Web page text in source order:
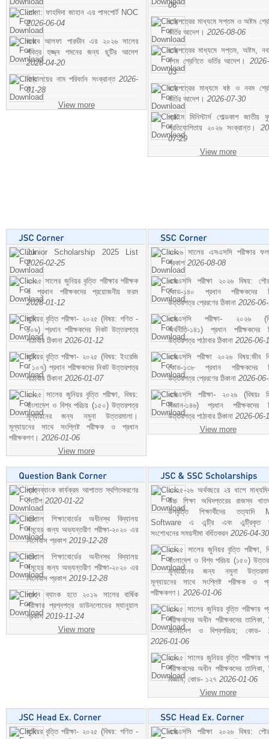
মোসা: ফাহমিদা জাহান এর পাসপোর্ট NOC
2026-06-04
জনাব আলফা পারভীন এর ২০২৬ সালের
পবিত্র হজ্জ্ব গমনের জন্য ছুটির আদেশ
2026-04-20
বিদ্যালয়ের নাম পরিবর্তন সংক্রান্ত 2026-
01-28
View more
06
ছাড়পত্রের মাধ্যমে সপ্তম ও অষ্টম
ভর্তির আদেশ। 2026-08-06
ছাড়পত্রের মাধ্যমে সপ্তম, অষ্টম,
দশম শ্রেণিতে ভর্তির আদেশ।
03
ছাড়পত্রের মাধ্যমে ষষ্ঠ ও নবম
ভর্তির আদেশ। 2026-07-30
প্রাইম মিনিস্টার্স গোল্ডকাপ জাতীয়
প্রতিযোগিতায় ২০২৬ সংক্রান্ত।
07-29
View more
Junior Scholarship 2025 List
2026-02-25
২০২৫ সালের জুনিয়র বৃত্তি পরীক্ষার পরীক্ষক
ও প্রধান পরীক্ষকদের প্রয়োজনীয় ফরম
2026-01-12
জুনিয়র বৃত্তি পরীক্ষা- ২০২৫ (বিষয়: গণিত -
১০৯) প্রধান পরীক্ষকদের নিকট উত্তরপত্র
পাঠাবার ঠিকানা 2026-01-12
জুনিয়র বৃত্তি পরীক্ষা- ২০২৫ (বিষয়: ইংরেজি
- ১০৭) প্রধান পরীক্ষকদের নিকট উত্তরপত্র
পাঠাবার ঠিকানা 2026-01-07
২০২৫ সালের জুনিয়র বৃত্তি পরীক্ষা, বিষয়:
বাংলাদেশ ও বিশ্ব পরিচয় (১৫০) উত্তরপত্র
মূল্যায়নের জন্য নমুনা উত্তরমালা।
মূল্যায়নের সাথে সংশ্লিষ্ট পরীক্ষক ও প্রধান
পরীক্ষকগণ। 2026-01-06
View more
২০২৬ সালের এসএসসি পরীক্ষার
প্রকাশ 2026-08-08
এসএসসি পরীক্ষা ২০২৬ বিষয়:
কোড-১৪০ প্রধান পরীক্ষকদের
উত্তরপত্র প্রেরণের ঠিকানা 2026-
এসএসসি পরীক্ষা- ২০২৬
অর্থনীতি-১৪১) প্রধান পরীক্ষকদের
উত্তরপত্র পাঠাবার ঠিকানা 2026-06-
এসএসসি পরীক্ষা ২০২৬ বিষয়:জীব
কোড-১৩৮ প্রধান পরীক্ষকদের
উত্তরপত্র প্রেরণের ঠিকানা 2026-
এসএসসি পরীক্ষা- ২০২৬ (বিষয়ঃ
বিজ্ঞান-১৪৬) প্রধান পরীক্ষকদের
উত্তরপত্র পাঠাবার ঠিকানা 2026-06-
View more
প্রশ্নব্যাংক কার্যক্রম আপাতত স্থগিতকরণের
নোটিশ 2020-01-22
বরিশাল শিক্ষাবোর্ডের অধীনস্থ বিদ্যালয়
সমূহের জন্য অভ্যন্তরীণ পরীক্ষা-২০২০ এর
সিলেবাস প্রকাশ 2019-12-28
বরিশাল শিক্ষাবোর্ডের অধীনস্থ বিদ্যালয়
সমূহের জন্য অভ্যন্তরীণ পরীক্ষা-২০২০ এর
সিলেবাস প্রকাশ 2019-12-28
প্রশ্ন ব্যাংক হতে ২০১৯ সালের বার্ষিক
পরীক্ষার প্রশ্নপত্র ডাউনলোডের ম্যানুয়াল
প্রকাশ 2019-11-24
View more
২০২৫-২৬ অর্থবছরে ২য় ধাপে
উচ্চ শিক্ষা অধিদপ্তরের রাজস্ব
উপবৃত্তি শিক্ষার্থীদের তত্যাদি
Software এ এন্ট্রি এবং এন্ট্রিকৃত
সংশোধনের সময়সীমা বর্ধিতকরন 2026-04-30
২০২৫ সালের জুনিয়র বৃত্তি পরীক্ষা,
বাংলাদেশ ও বিশ্ব পরিচয় (১৫০)
মূল্যায়নের জন্য নমুনা
মূল্যায়নের সাথে সংশ্লিষ্ট পরীক্ষক ও
পরীক্ষকগণ। 2026-01-06
২০২৫ সালের জুনিয়র বৃত্তি পরীক্ষায়
পরীক্ষকদের অধীন পরীক্ষকদের তালিকা,
বাংলাদেশ ও বিশ্বপরিচয়; কোড-
2026-01-06
২০২৫ সালের জুনিয়র বৃত্তি পরীক্ষায়
পরীক্ষকদের অধীন পরীক্ষকদের তালিকা,
বিজ্ঞান; কোড- ১২৭ 2026-01-06
View more
জুনিয়র বৃত্তি পরীক্ষা- ২০২৫ (বিষয়: গণিত -
এসএসসি পরীক্ষা ২০২৬ বিষয়: